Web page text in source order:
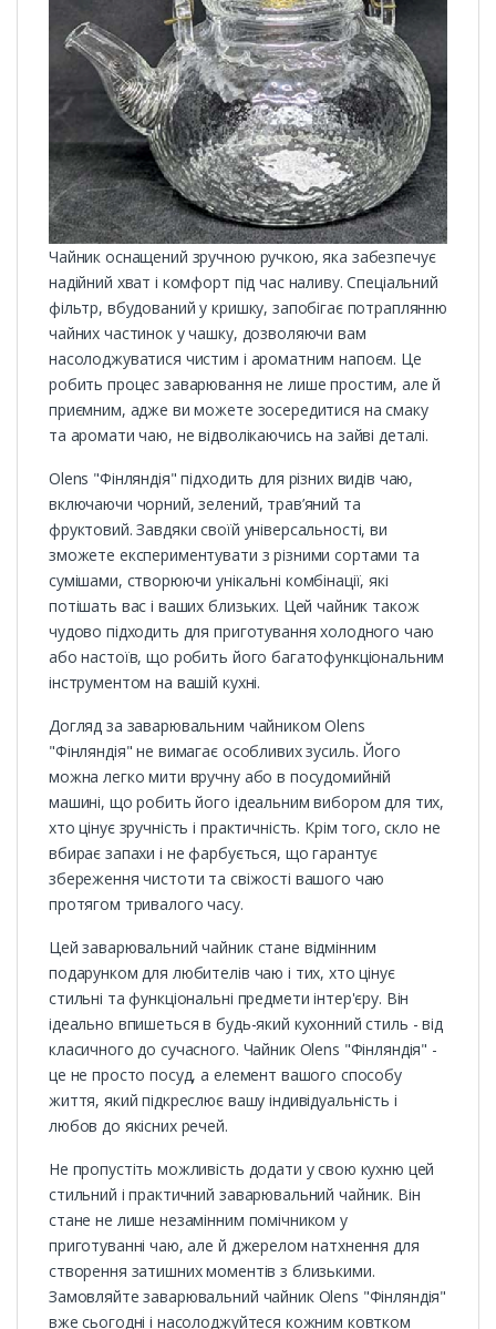
Чайник оснащений зручною ручкою, яка забезпечує
надійний хват і комфорт під час наливу. Спеціальний
фільтр, вбудований у кришку, запобігає потраплянню
чайних частинок у чашку, дозволяючи вам
насолоджуватися чистим і ароматним напоєм. Це
робить процес заварювання не лише простим, але й
приємним, адже ви можете зосередитися на смаку
та аромати чаю, не відволікаючись на зайві деталі.
Olens "Фінляндія" підходить для різних видів чаю,
включаючи чорний, зелений, трав’яний та
фруктовий. Завдяки своїй універсальності, ви
зможете експериментувати з різними сортами та
сумішами, створюючи унікальні комбінації, які
потішать вас і ваших близьких. Цей чайник також
чудово підходить для приготування холодного чаю
або настоїв, що робить його багатофункціональним
інструментом на вашій кухні.
Догляд за заварювальним чайником Olens
"Фінляндія" не вимагає особливих зусиль. Його
можна легко мити вручну або в посудомийній
машині, що робить його ідеальним вибором для тих,
хто цінує зручність і практичність. Крім того, скло не
вбирає запахи і не фарбується, що гарантує
збереження чистоти та свіжості вашого чаю
протягом тривалого часу.
Цей заварювальний чайник стане відмінним
подарунком для любителів чаю і тих, хто цінує
стильні та функціональні предмети інтер'єру. Він
ідеально впишеться в будь-який кухонний стиль - від
класичного до сучасного. Чайник Olens "Фінляндія" -
це не просто посуд, а елемент вашого способу
життя, який підкреслює вашу індивідуальність і
любов до якісних речей.
Не пропустіть можливість додати у свою кухню цей
стильний і практичний заварювальний чайник. Він
стане не лише незамінним помічником у
приготуванні чаю, але й джерелом натхнення для
створення затишних моментів з близькими.
Замовляйте заварювальний чайник Olens "Фінляндія"
вже сьогодні і насолоджуйтеся кожним ковтком